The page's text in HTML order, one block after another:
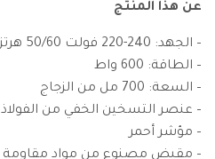
عن هذا المنتج
– الجهد: 240-220 فولت 50/60 هرتز
– الطاقة: 600 واط
– السعة: 700 مل من الزجاج
– عنصر التسخين الخفي من الفولاذ
– مؤشر أحمر
– مقبض مصنوع من مواد مقاومة